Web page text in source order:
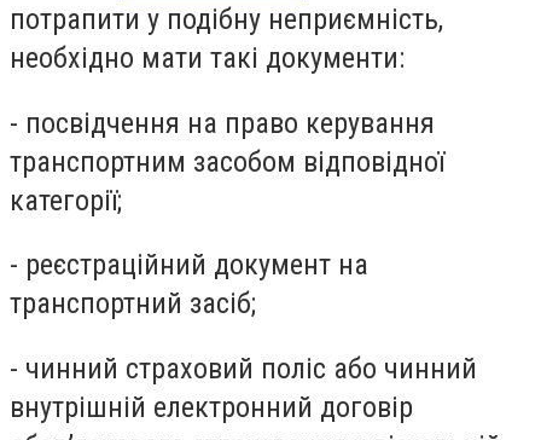
потрапити у подібну неприємність,
необхідно мати такі документи:
- посвідчення на право керування
транспортним засобом відповідної
категорії;
- реєстраційний документ на
транспортний засіб;
- чинний страховий поліс або чинний
внутрішній електронний договір